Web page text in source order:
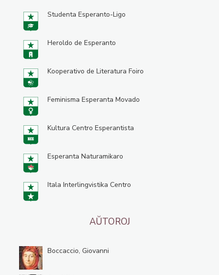
Studenta Esperanto-Ligo
Heroldo de Esperanto
Kooperativo de Literatura Foiro
Feminisma Esperanta Movado
Kultura Centro Esperantista
Esperanta Naturamikaro
Itala Interlingvistika Centro
AŬTOROJ
Boccaccio, Giovanni